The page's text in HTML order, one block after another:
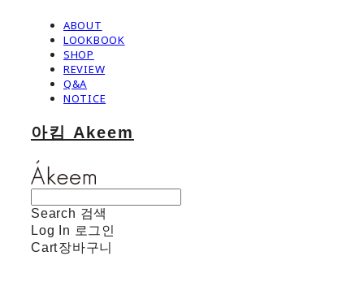
ABOUT
LOOKBOOK
SHOP
REVIEW
Q&A
NOTICE
아킴 Akeem
Search 검색
Log In 로그인
Cart장바구니